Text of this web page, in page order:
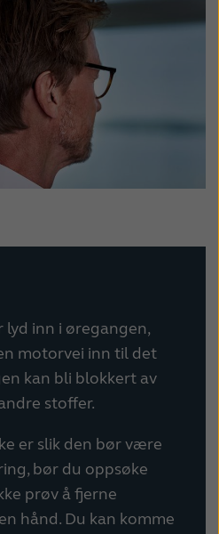
India
Italia
Korea
Netherlands
Norge
日本
inn i øregangen,
motorvei inn til det
kan bli blokkert av
stoffer.
er slik den bør være
bør du oppsøke
prøv å fjerne
hånd. Du kan komme